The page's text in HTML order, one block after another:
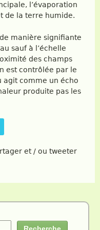
l’évaporation
de la terre humide.
manière signifiante
sauf à l’échelle
des champs
est contrôlée par le
agit comme un écho
produite pas les
et / ou tweeter